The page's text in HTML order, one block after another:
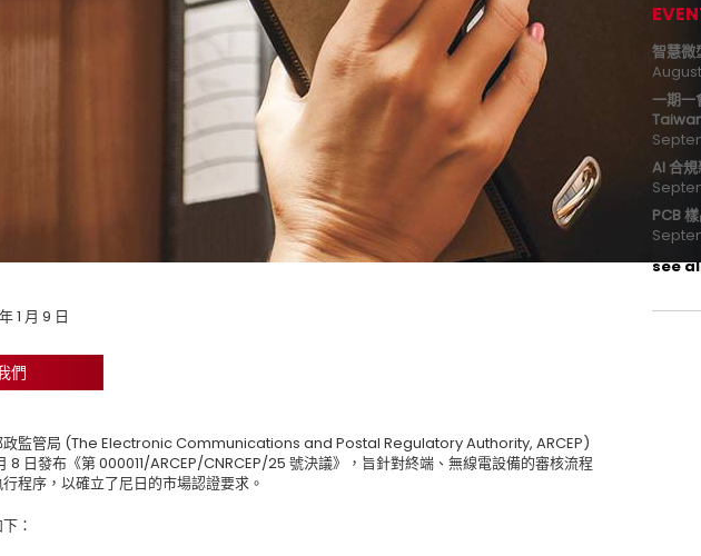
1 月 9 日
們
政監管局 (The Electronic Communications and Postal Regulatory Authority, ARCEP)
8 日發布《第 000011/ARCEP/CNRCEP/25 號決議》，旨針對終端、無線電設備的審核流程
程序，以確立了尼日的市場認證要求。
：
智慧微
一期一
AI 合
PCB
see